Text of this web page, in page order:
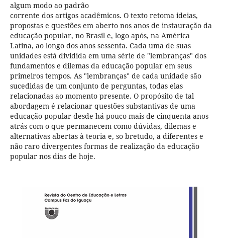
algum modo ao padrão
corrente dos artigos acadêmicos. O texto retoma ideias,
propostas e questões em aberto nos anos de instauração da
educação popular, no Brasil e, logo após, na América
Latina, ao longo dos anos sessenta. Cada uma de suas
unidades está dividida em uma série de "lembranças" dos
fundamentos e dilemas da educação popular em seus
primeiros tempos. As "lembranças" de cada unidade são
sucedidas de um conjunto de perguntas, todas elas
relacionadas ao momento presente. O propósito de tal
abordagem é relacionar questões substantivas de uma
educação popular desde há pouco mais de cinquenta anos
atrás com o que permanecem como dúvidas, dilemas e
alternativas abertas à teoria e, so bretudo, a diferentes e
não raro divergentes formas de realização da educação
popular nos dias de hoje.